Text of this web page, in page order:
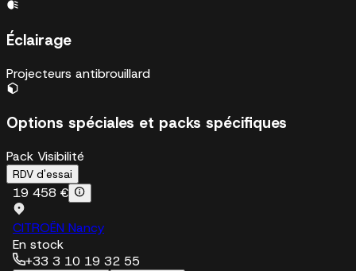
Éclairage
Projecteurs antibrouillard
Options spéciales et packs spécifiques
Pack Visibilité
RDV d'essai
19 458 €
CITROËN Nancy
En stock
+33 3 10 19 32 55